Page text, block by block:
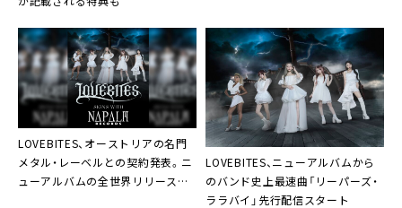
LOVEBITES、オーストリアの名門
メタル・レーベルとの契約発表。ニ
ューアルバムの全世界リリース決
LOVEBITES、ニューアルバムから
のバンド史上最速曲「リーパーズ・
ララバイ」先行配信スタート